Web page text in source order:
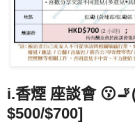
i.香煙 座談會
$500/$700]